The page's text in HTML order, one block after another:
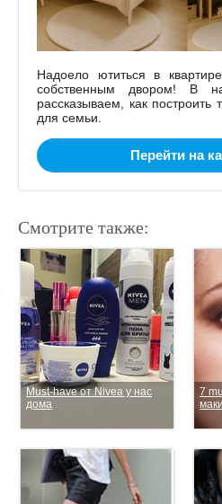
Надоело ютиться в
собственным двором! В
рассказываем, как
для семьи.
Перейти на
Смотрите также:
Must-have от Nivea у нас
дома
7